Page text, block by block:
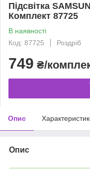
Підсвітка
Комплект 87725
В наявності
Код: 87725
Роздріб
749 ₴/
Опис
Опис